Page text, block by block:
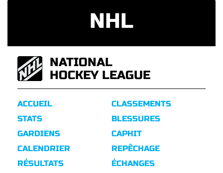
NHL
NATIONAL
HOCKEY LEAGUE
ACCUEIL
STATS
GARDIENS
CALENDRIER
RÉSULTATS
CLASSEMENTS
BLESSURES
CAPHIT
REPÊCHAGE
ÉCHANGES